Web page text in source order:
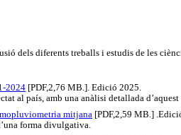
dels diferents treballs i estudis de les
2024 [PDF,2,76 MB.]. Edició 2025.
al país, amb una anàlisi detallada
mitjana [PDF,2,59 MB.]
forma divulgativa.